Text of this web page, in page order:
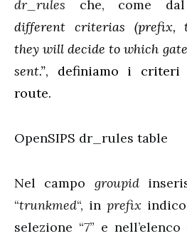
dr_rules che, come dal
different criterias (prefix,
they will decide to which
sent.”, definiamo i
route.
OpenSIPS dr_rules table
Nel campo groupid
“trunkmed“, in prefixindico
selezione “7” e